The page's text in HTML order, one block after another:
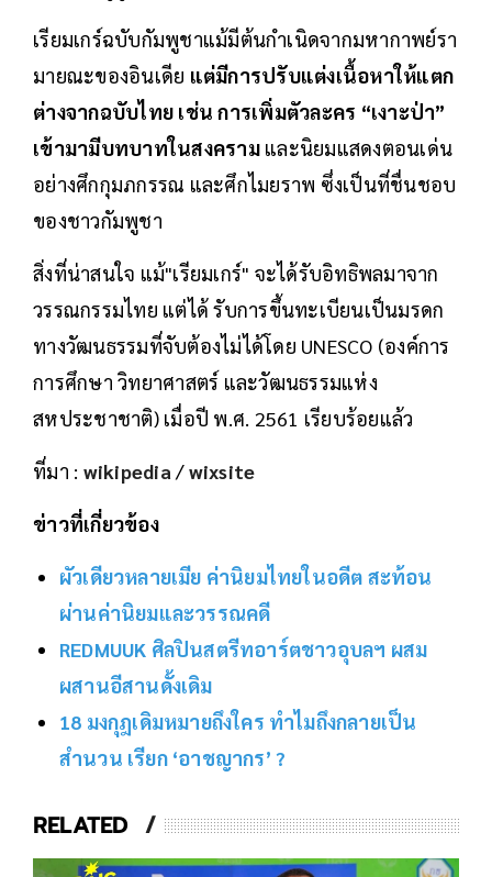
เรียมเกร์ฉบับกัมพูชาแม้มีต้นกำเนิดจากมหากาพย์รา
มายณะของอินเดีย แต่มีการปรับแต่งเนื้อหาให้แตก
ต่างจากฉบับไทย เช่น การเพิ่มตัวละคร “เงาะป่า”
เข้ามามีบทบาทในสงคราม และนิยมแสดงตอนเด่น
อย่างศึกกุมภกรรณ และศึกไมยราพ ซึ่งเป็นที่ชื่นชอบ
ของชาวกัมพูชา
สิ่งที่น่าสนใจ แม้"เรียมเกร์" จะได้รับอิทธิพลมาจาก
วรรณกรรมไทย แต่ได้ รับการขึ้นทะเบียนเป็นมรดก
ทางวัฒนธรรมที่จับต้องไม่ได้โดย UNESCO (องค์การ
การศึกษา วิทยาศาสตร์ และวัฒนธรรมแห่ง
สหประชาชาติ) เมื่อปี พ.ศ. 2561 เรียบร้อยแล้ว
ที่มา : wikipedia /wixsite
ข่าวที่เกี่ยวข้อง
ผัวเดียวหลายเมีย ค่านิยมไทยในอดีต สะท้อน
ผ่านค่านิยมและวรรณคดี
REDMUUK ศิลปินสตรีทอาร์ตชาวอุบลฯ ผสม
ผสานอีสานดั้งเดิม
18 มงกุฎเดิมหมายถึงใคร ทำไมถึงกลายเป็น
สำนวน เรียก ‘อาชญากร’ ?
RELATED